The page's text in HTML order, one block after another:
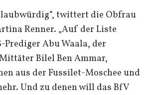
twittert die Obfrau
Renner. „Auf der Liste
Prediger Abu Waala, der
Bilel Ben Ammar,
aus der Fussilet-Moschee und
Und zu denen will das BfV